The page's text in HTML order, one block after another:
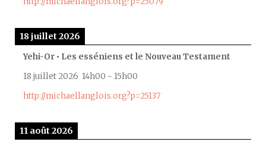
18 juillet 2026
Yehi-Or • Les esséniens et le Nouveau Testament
18 juillet 2026 14h00 - 15h00
http://michaellanglois.org?p=25137
11 août 2026